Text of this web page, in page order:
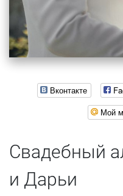
Вконтакте
Мой
Свадебный
и Дарьи